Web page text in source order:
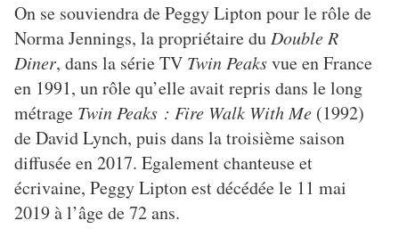
On se souviendra de Peggy Lipton pour le rôle de
Norma Jennings, la propriétaire du Double R
Diner, dans la série TV Twin Peaksvue en France
en 1991, un rôle qu’elle avait repris dans le long
métrage Twin Peaks : Fire Walk With Me (1992)
de David Lynch, puis dans la troisième saison
diffusée en 2017. Egalement chanteuse et
écrivaine, Peggy Lipton est décédée le 11 mai
2019 à l’âge de 72 ans.